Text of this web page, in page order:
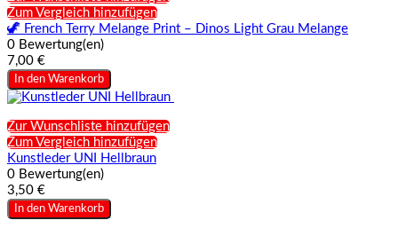
Zum Vergleich hinzufügen
🦖 French Terry Melange Print – Dinos Light Grau Melange
0 Bewertung(en)
7,00 €
In den Warenkorb
Zur Wunschliste hinzufügen
Zum Vergleich hinzufügen
Kunstleder UNI Hellbraun
0 Bewertung(en)
3,50 €
In den Warenkorb